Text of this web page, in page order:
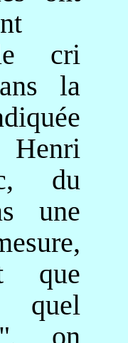
cri
la
, du
une
que
on